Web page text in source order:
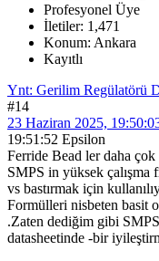
Profesyonel Üye
İletiler: 1,471
Konum: Ankara
Kayıtlı
Ynt: Gerilim Regülatörü
#14
23 Haziran 2025,
19:51:52 Epsilon
Ferride Bead ler daha
SMPS in yüksek çalışma
vs bastırmak için
Formülleri nisbeten basit
.Zaten dediğim gibi
datasheetinde -bir